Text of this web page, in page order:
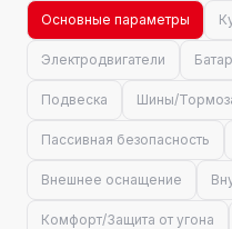
Основные параметры
Электродвигатели
Подвеска Шины/
Пассивная безопасность
Внешнее оснащение
Комфорт/Защита от угона